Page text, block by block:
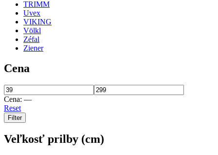
TRIMM
Uvex
VIKING
Völkl
Zéfal
Ziener
Cena
Cena: —
Reset
Filter
Veľkosť prilby (cm)